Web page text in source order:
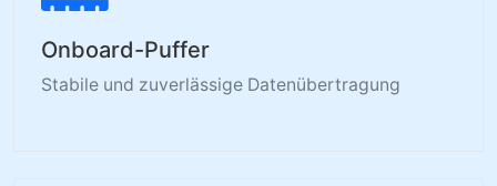
Onboard-Puffer
Stabile und zuverlässige Datenübertragung